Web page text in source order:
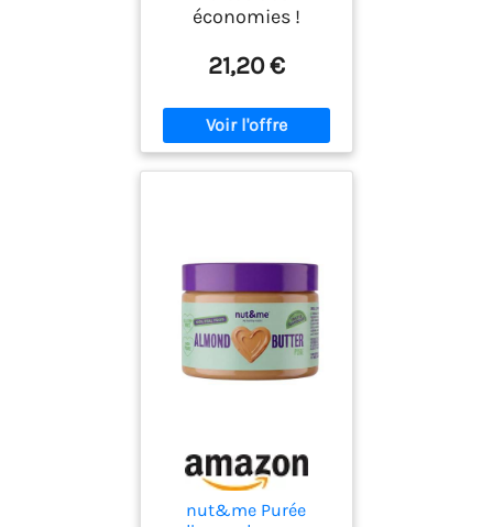
économies !
21,20 €
nut&me Purée